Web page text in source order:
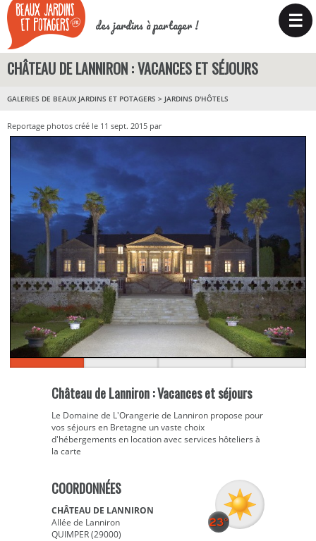
des jardins à partager ! ☰
CHÂTEAU DE LANNIRON : VACANCES ET SÉJOURS
GALERIES DE BEAUX JARDINS ET POTAGERS > JARDINS D'HÔTELS
Reportage photos créé le 11 sept. 2015 par
Château de Lanniron : Vacances et séjours
Le Domaine de L'Orangerie de Lanniron propose pour
vos séjours en Bretagne un vaste choix
d'hébergements en location avec services hôteliers à
la carte
COORDONNÉES
CHÂTEAU DE LANNIRON
Allée de Lanniron
QUIMPER (29000)